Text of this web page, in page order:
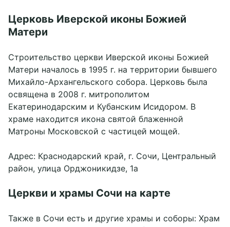
Церковь Иверской иконы Божией
Матери
Строительство церкви Иверской иконы Божией
Матери началось в 1995 г. на территории бывшего
Михайло-Архангельского собора. Церковь была
освящена в 2008 г. митрополитом
Екатеринодарским и Кубанским Исидором. В
храме находится икона святой блаженной
Матроны Московской с частицей мощей.
Адрес: Краснодарский край, г. Сочи, Центральный
район, улица Орджоникидзе, 1а
Церкви и храмы Сочи на карте
Также в Сочи есть и другие храмы и соборы: Храм